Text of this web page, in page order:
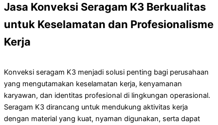
Jasa Konveksi Seragam K3 Berkualitas
untuk Keselamatan dan Profesionalisme
Kerja
Konveksi seragam K3 menjadi solusi penting bagi perusahaan
yang mengutamakan keselamatan kerja, kenyamanan
karyawan, dan identitas profesional di lingkungan operasional.
Seragam K3 dirancang untuk mendukung aktivitas kerja
dengan material yang kuat, nyaman digunakan, serta dapat